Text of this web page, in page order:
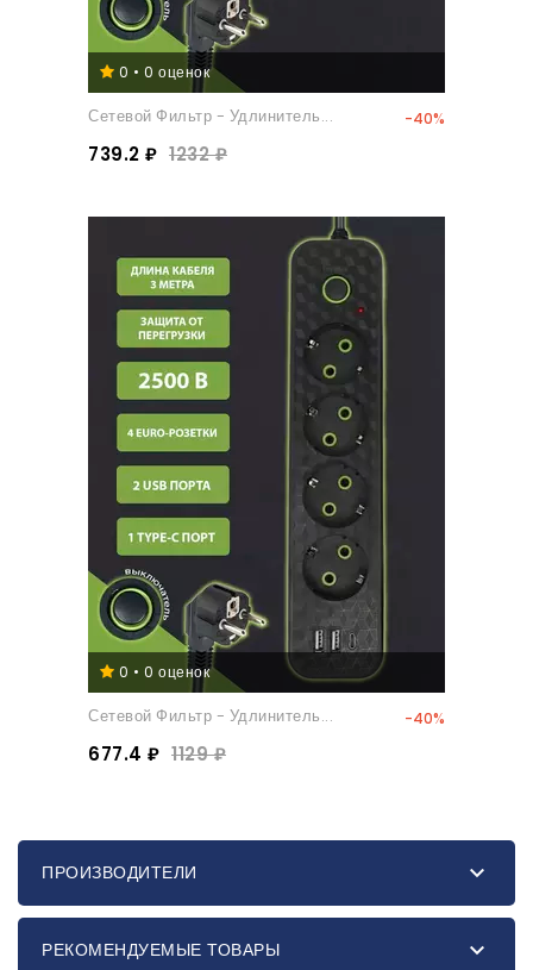
0 • 0 оценок
Сетевой Фильтр - Удлинитель... -40%
739.2 ₽ 1232 ₽
0 • 0 оценок
Сетевой Фильтр - Удлинитель... -40%
677.4 ₽ 1129 ₽
ПРОИЗВОДИТЕЛИ 
РЕКОМЕНДУЕМЫЕ ТОВАРЫ 